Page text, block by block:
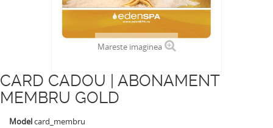
Mareste imaginea
CARD CADOU | ABONAMENT
MEMBRU GOLD
Modelcard_membru